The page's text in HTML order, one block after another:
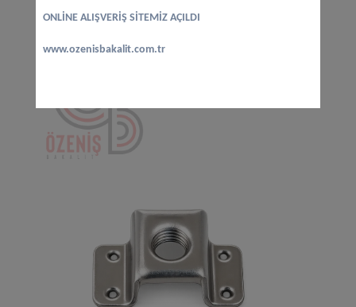
ONLİNE ALIŞVERİŞ SİTEMİZ AÇILDI
www.ozenisbakalit.com.tr